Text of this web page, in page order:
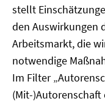
stellt
den Auswirkungen
Arbeitsmarkt, die
notwendige
Im Filter
(Mit-)Autorenschaft